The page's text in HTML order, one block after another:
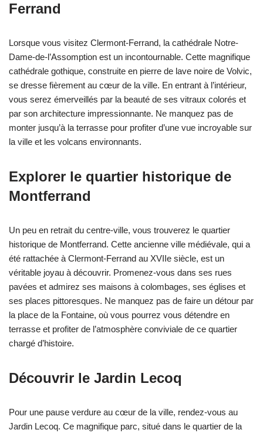
Ferrand
Lorsque vous visitez Clermont-Ferrand, la cathédrale Notre-
Dame-de-l’Assomption est un incontournable. Cette magnifique
cathédrale gothique, construite en pierre de lave noire de Volvic,
se dresse fièrement au cœur de la ville. En entrant à l’intérieur,
vous serez émerveillés par la beauté de ses vitraux colorés et
par son architecture impressionnante. Ne manquez pas de
monter jusqu’à la terrasse pour profiter d’une vue incroyable sur
la ville et les volcans environnants.
Explorer le quartier historique de
Montferrand
Un peu en retrait du centre-ville, vous trouverez le quartier
historique de Montferrand. Cette ancienne ville médiévale, qui a
été rattachée à Clermont-Ferrand au XVIIe siècle, est un
véritable joyau à découvrir. Promenez-vous dans ses rues
pavées et admirez ses maisons à colombages, ses églises et
ses places pittoresques. Ne manquez pas de faire un détour par
la place de la Fontaine, où vous pourrez vous détendre en
terrasse et profiter de l’atmosphère conviviale de ce quartier
chargé d’histoire.
Découvrir le Jardin Lecoq
Pour une pause verdure au cœur de la ville, rendez-vous au
Jardin Lecoq. Ce magnifique parc, situé dans le quartier de la